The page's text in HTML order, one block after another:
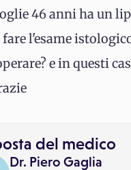
46 anni ha un
l'esame
e in questi
del medico
Dr. Piero Gaglia